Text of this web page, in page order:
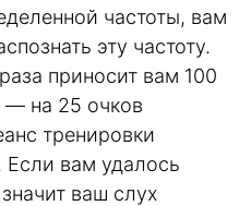
частоты, вам
эту частоту.
приносит вам 100
— на 25 очков
тренировки
Если вам удалось
ваш слух